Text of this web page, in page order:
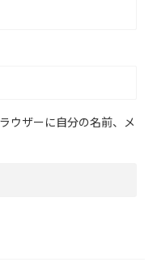
ウザーに自分の名前、メ